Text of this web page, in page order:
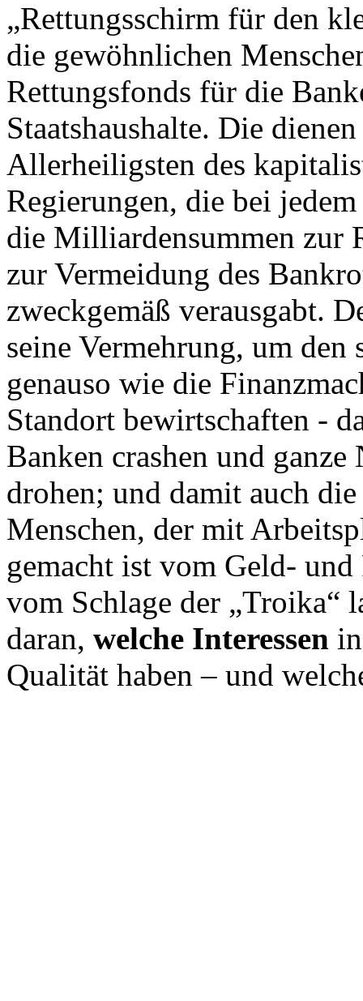
„Rettungsschirm für den
die gewöhnlichen
Rettungsfonds für die
Staatshaushalte. Die
Allerheiligsten des
Regierungen, die bei
die Milliardensummen zur
zur Vermeidung des
zweckgemäß verausgabt.
seine Vermehrung, um den
genauso wie die
Standort bewirtschaften -
Banken crashen und
drohen; und damit auch
Menschen, der mit
gemacht ist vom Geld-
vom Schlage der „Troika“
daran, welche Interessen
Qualität haben – und